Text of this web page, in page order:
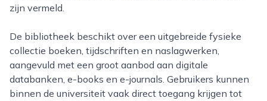
zijn vermeld.
De bibliotheek beschikt over een uitgebreide fysieke
collectie boeken, tijdschriften en naslagwerken,
aangevuld met een groot aanbod aan digitale
databanken, e-books en e-journals. Gebruikers kunnen
binnen de universiteit vaak direct toegang krijgen tot